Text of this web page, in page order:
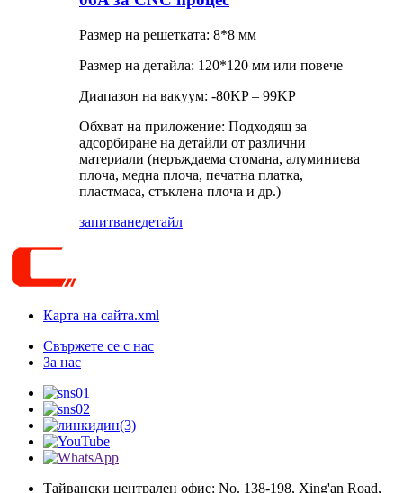
Размер на решетката: 8*8 мм
Размер на детайла: 120*120 мм или повече
Диапазон на вакуум: -80KP – 99KP
Обхват на приложение: Подходящ за
адсорбиране на детайли от различни
материали (неръждаема стомана, алуминиева
плоча, медна плоча, печатна платка,
пластмаса, стъклена плоча и др.)
запитванедетайл
Карта на сайта.xml
Свържете се с нас
За нас
Тайвански централен офис: No. 138-198, Xing'an Road,